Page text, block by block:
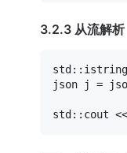
3.2.3 从流解析
json j =
std::cout <<